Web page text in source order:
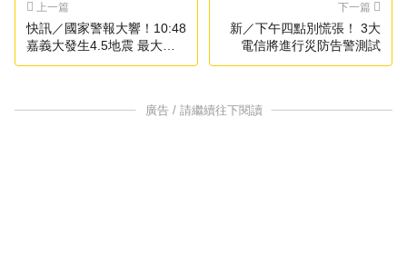
上一篇
快訊／國家警報大響！10:48
嘉義大發生4.5地震 最大震
度4級
下一篇
新／下午四點別慌張！ 3大
電信將進行災防告警測試
廣告 / 請繼續往下閱讀